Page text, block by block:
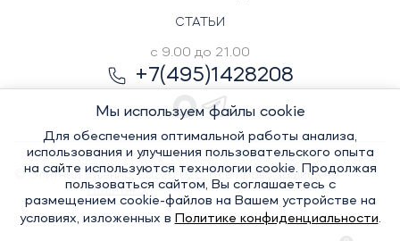
СТАТЬИ
с 9.00 до 21.00
+7(495)1428208
© Элитный сувенир, 2022-2026. Все права защищены
Политика
Мы используем файлы cookie
Для обеспечения оптимальной работы анализа,
использования и улучшения пользовательского опыта
на сайте используются технологии cookie. Продолжая
пользоваться сайтом, Вы соглашаетесь с
размещением cookie-файлов на Вашем устройстве на
условиях, изложенных в Политике конфиденциальности.